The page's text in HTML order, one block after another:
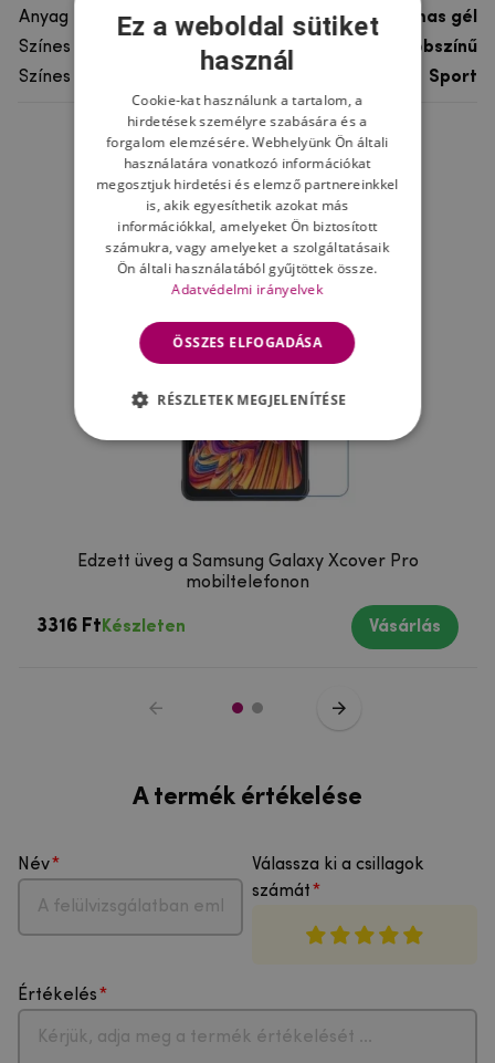
Anyag
rugalmas gél
Színes
többszínű
Színes motívum
Sport
Ne felejtsd el
Edzett üveg a Samsung Galaxy Xcover Pro
mobiltelefonon
3316 Ft Készleten Vásárlás
A termék értékelése
Név
Válassza ki a csillagok
számát
Értékelés
Ez a weboldal sütiket
használ
Cookie-kat használunk a tartalom, a
hirdetések személyre szabására és a
forgalom elemzésére. Webhelyünk Ön általi
használatára vonatkozó információkat
megosztjuk hirdetési és elemző partnereinkkel
is, akik egyesíthetik azokat más
információkkal, amelyeket Ön biztosított
számukra, vagy amelyeket a szolgáltatásaik
Ön általi használatából gyűjtöttek össze.
Adatvédelmi irányelvek
ÖSSZES ELFOGADÁSA
RÉSZLETEK MEGJELENÍTÉSE